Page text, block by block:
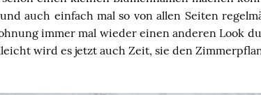
auch einfach mal so von allen Seiten
immer mal wieder einen anderen Look
wird es jetzt auch Zeit, sie den